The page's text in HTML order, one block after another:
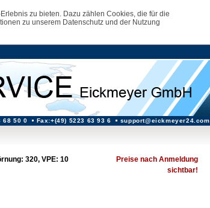
zu bieten. Dazu zählen Cookies, die für die
zu unserem Datenschutz und der Nutzung
68 50 0 Fax:+(49) 5223 63 93 6 support@eickmeyer24.com
320, VPE: 10
Preise nach Anmeldung
sichtbar!